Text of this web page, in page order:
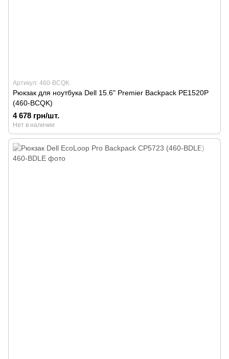
Артикул: 460-BCQK
Рюкзак для ноутбука Dell 15.6" Premier Backpack PE1520P
(460-BCQK)
4 678 грн/шт.
Нет в наличии